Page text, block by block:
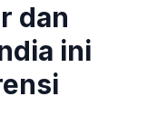
dan
ini